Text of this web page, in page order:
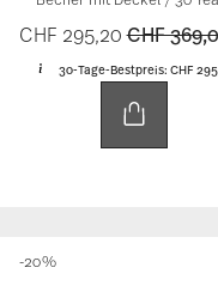
CHF 295,20Price
CHF
30-Tage-Bestpreis: CHF
-20%